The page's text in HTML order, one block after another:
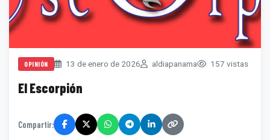
OPINIÓN 13 de enero de 2026 aldiapanama 157 vistas
El Escorpión
Compartir: